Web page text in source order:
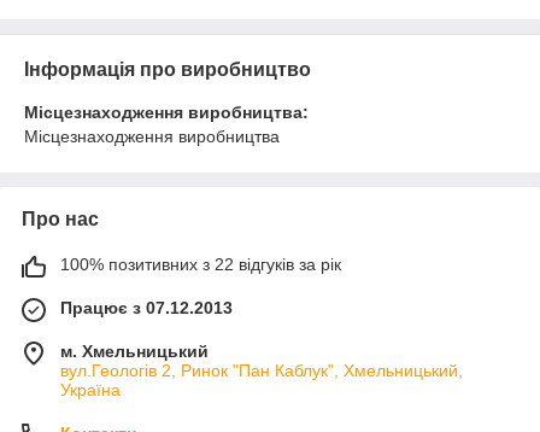
Інформація про виробництво
Місцезнаходження виробництва:
Місцезнаходження виробництва
Про нас
100% позитивних з 22 відгуків за рік
Працює з 07.12.2013
м. Хмельницький
вул.Геологів 2, Ринок "Пан Каблук", Хмельницький,
Україна